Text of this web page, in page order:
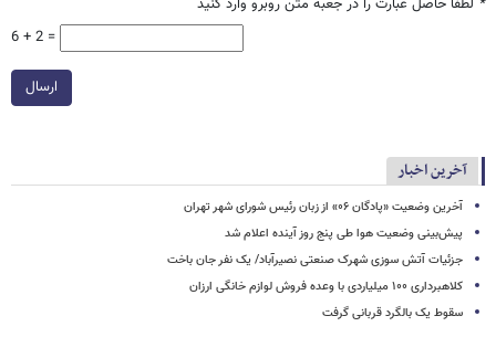
6 + 2 =
ارسال
آخرین اخبار
آخرین وضعیت «پادگان ۰۶» از زبان رئیس شورای شهر تهران
پیش‌بینی وضعیت هوا طی پنج روز آینده اعلام شد
جزئیات آتش سوزی شهرک صنعتی نصیرآباد/ یک نفر جان باخت
کلاهبرداری ۱۰۰ میلیاردی با وعده فروش لوازم خانگی ارزان
سقوط یک بالگرد قربانی گرفت